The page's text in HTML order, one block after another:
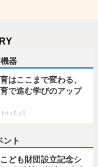
器
はここまで変わる、
で進む学びのアップ
15:15
ント
ども財団設立記念シ